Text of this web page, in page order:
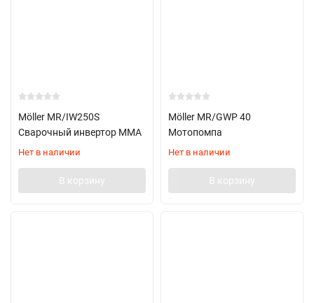
Möller MR/IW250S
Сварочный инвертор ММА
Нет в наличии
В корзину
Möller MR/GWP 40
Мотопомпа
Нет в наличии
В корзину